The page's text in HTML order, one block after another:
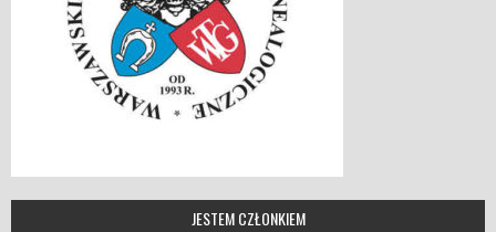
JESTEM CZŁONKIEM